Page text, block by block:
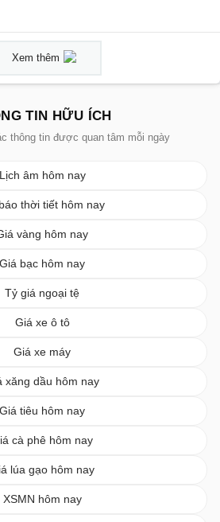
Xem thêm
TIN HỮU ÍCH
thông tin được quan tâm mỗi ngày
Lịch âm hôm nay
thời tiết hôm nay
vàng hôm nay
Giá bạc hôm nay
Tỷ giá ngoại tệ
Giá xe ô tô
Giá xe máy
xăng dầu hôm nay
Giá tiêu hôm nay
cà phê hôm nay
lúa gạo hôm nay
XSMN hôm nay